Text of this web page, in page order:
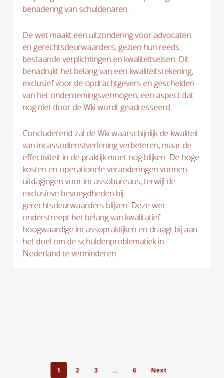
benadering van schuldenaren.
De wet maakt een uitzondering voor advocaten
en gerechtsdeurwaarders, gezien hun reeds
bestaande verplichtingen en kwaliteitseisen. Dit
benadrukt het belang van een kwaliteitsrekening,
exclusief voor de opdrachtgevers en gescheiden
van het ondernemingsvermogen, een aspect dat
nog niet door de Wki wordt geadresseerd.
Concluderend zal de Wki waarschijnlijk de kwaliteit
van incassodienstverlening verbeteren, maar de
effectiviteit in de praktijk moet nog blijken. De hoge
kosten en operationele veranderingen vormen
uitdagingen voor incassobureaus, terwijl de
exclusieve bevoegdheden bij
gerechtsdeurwaarders blijven. Deze wet
onderstreept het belang van kwalitatief
hoogwaardige incassopraktijken en draagt bij aan
het doel om de schuldenproblematiek in
Nederland te verminderen.
1 2 3 … 6 Next